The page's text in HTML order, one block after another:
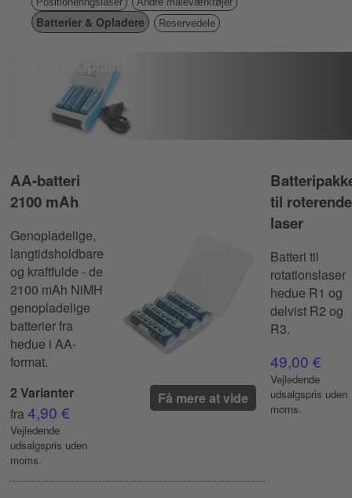
Batterier & Opladere Reservedele
Batterier & Opladere
AA-batteri
2100 mAh
Genopladelige,
langtidsholdbare
og kraftfulde - de
2100 mAh NiMH
genopladelige
batterier fra
hedue i AA-
format.
2 Varianter
fra4,90 €
Vejledende
udsalgspris uden
moms.
Få mere at vide
til roterende
laser
Batteri til
rotationslaser
hedue R1 og
delvist R2 og
R3.
49,00 €
Vejledende
udsalgspris uden
moms.